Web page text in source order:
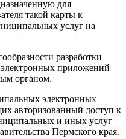
для
такой карты к
услуг на
разработки
приложений
органом.
электронных
авторизованный доступ к
и иных услуг
Пермского края.